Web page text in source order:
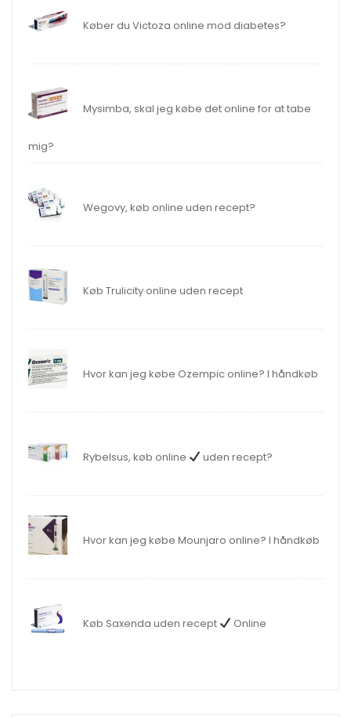
Køber du Victoza online mod diabetes?
Mysimba, skal jeg købe det online for at tabe
mig?
Wegovy, køb online uden recept?
Køb Trulicity online uden recept
Hvor kan jeg købe Ozempic online? I håndkøb
Rybelsus, køb online uden recept?
Hvor kan jeg købe Mounjaro online? I håndkøb
Køb Saxenda uden recept Online